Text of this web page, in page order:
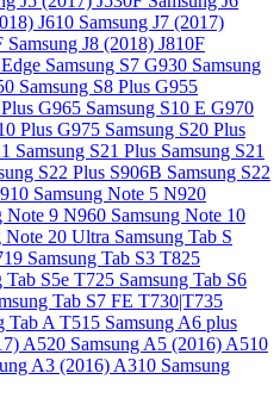
J610 Samsung J7 (2017)
Samsung J8 (2018) J810F
Samsung S7 G930 Samsung
Samsung S8 Plus G955
G965 Samsung S10 E G970
Plus G975 Samsung S20 Plus
Samsung S21 Plus Samsung S21
S22 Plus S906B Samsung S22
Samsung Note 5 N920
Note 9 N960 Samsung Note 10
Note 20 Ultra Samsung Tab S
Samsung Tab S3 T825
Tab S5e T725 Samsung Tab S6
Tab S7 FE T730|T735
Tab A T515 Samsung A6 plus
A520 Samsung A5 (2016) A510
A3 (2016) A310 Samsung